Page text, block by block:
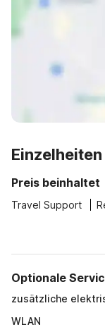
Preis beinhaltet
Travel Support
Optionale
zusätzliche
WLAN